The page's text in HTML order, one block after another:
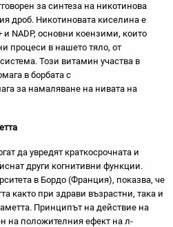
за синтеза на никотинова
дроб. Никотиновата киселина е
NADP, основни коензими, които
процеси в нашето тяло, от
Този витамин участва в
в борбата с
за намаляване на нивата на
да увредят краткосрочната и
други когнитивни функции.
в Бордо (Франция), показва, че
както при здрави възрастни, така и
Принципът на действие на
на положителния ефект на л-